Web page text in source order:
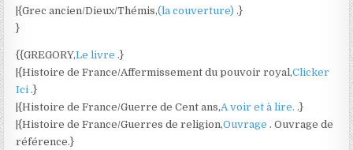
|{Grec ancien/Dieux/Thémis,(la couverture).}
}
{{GREGORY,Le livre.}
|{Histoire de France/Affermissement du pouvoir royal,Clicker
Ici.}
|{Histoire de France/Guerre de Cent ans,A voir et à lire..}
|{Histoire de France/Guerres de religion,Ouvrage. Ouvrage de
référence.}